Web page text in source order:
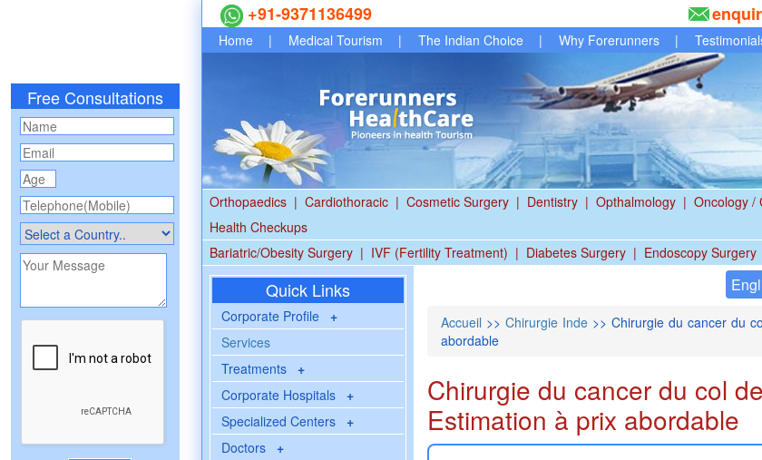
Free Consultations
+91-9371136499
Home | Medical Tourism | The Indian Choice | Why Forerunners |
Orthopaedics | Cardiothoracic | Cosmetic Surgery | Dentistry | Opthalmology | Oncology /
Health Checkups
Bariatric/Obesity Surgery | IVF (Fertility Treatment) | Diabetes Surgery | Endoscopy Surgery
Quick Links
Corporate Profile +
Services
Treatments +
Corporate Hospitals +
Specialized Centers +
Doctors +
Accueil >> Chirurgie Inde >> Chirurgie du cancer du
abordable
Chirurgie du cancer du col
Estimation à prix abordable